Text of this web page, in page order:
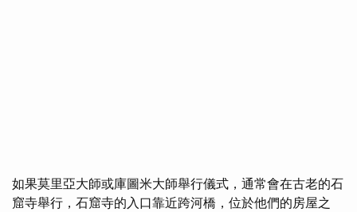
如果莫里亞大師或庫圖米大師舉行儀式，通常會在古老的石
窟寺舉行，石窟寺的入口靠近跨河橋，位於他們的房屋之